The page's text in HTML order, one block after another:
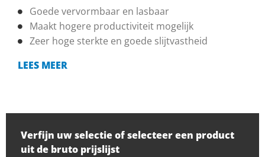
Goede vervormbaar en lasbaar
Maakt hogere productiviteit mogelijk
Zeer hoge sterkte en goede slijtvastheid
LEES MEER
Verfijn uw selectie of selecteer een product
uit de bruto prijslijst